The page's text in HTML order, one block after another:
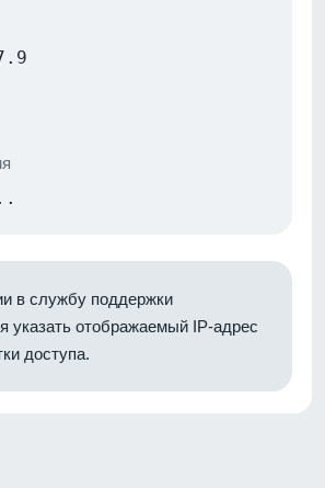
в службу поддержки
указать отображаемый IP-адрес
доступа.